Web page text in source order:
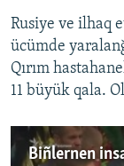
Rusiye ve ilhaq
ücümde
Qırım
11 büyük qala.